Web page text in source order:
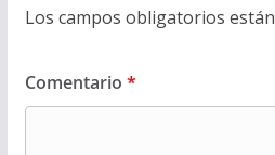
Los campos obligatorios
Comentario *